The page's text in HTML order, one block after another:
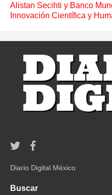
Alistan Secihti y Banco
Innovación Científica y
Diario Digital México
Buscar